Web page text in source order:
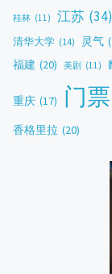
桂林 (11) 江苏 (34)
清华大学 (14) 灵气
福建 (20) 美剧 (11)
重庆 (17) 门票
香格里拉 (20)